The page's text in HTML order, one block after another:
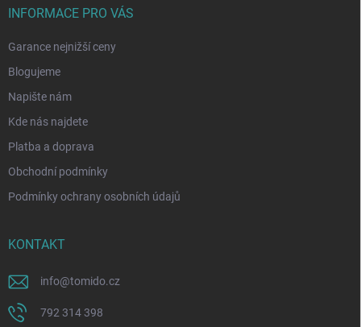
INFORMACE PRO VÁS
Garance nejnižší ceny
Blogujeme
Napište nám
Kde nás najdete
Platba a doprava
Obchodní podmínky
Podmínky ochrany osobních údajů
KONTAKT
info@tomido.cz
792 314 398